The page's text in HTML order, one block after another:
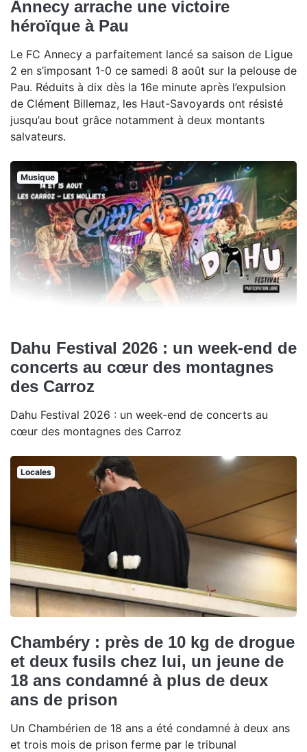
Annecy arrache une victoire
héroïque à Pau
Le FC Annecy a parfaitement lancé sa saison de Ligue
2 en s’imposant 1-0 ce samedi 8 août sur la pelouse de
Pau. Réduits à dix dès la 16e minute après l’expulsion
de Clément Billemaz, les Haut-Savoyards ont résisté
jusqu’au bout grâce notamment à deux montants
salvateurs.
Musique
Dahu Festival 2026 : un week-end de
concerts au cœur des montagnes
des Carroz
Dahu Festival 2026 : un week-end de concerts au
cœur des montagnes des Carroz
Locales
Chambéry : près de 10 kg de drogue
et deux fusils chez lui, un jeune de
18 ans condamné à plus de deux
ans de prison
Un Chambérien de 18 ans a été condamné à deux ans
et trois mois de prison ferme par le tribunal